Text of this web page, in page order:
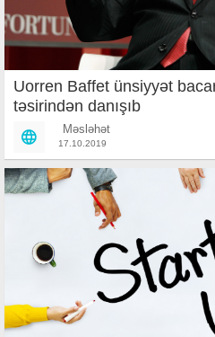
Uorren Baffet ünsiyyət
təsirindən danışıb
Məsləhət
17.10.2019